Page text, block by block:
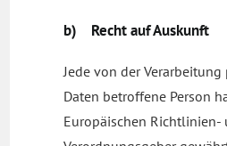
b) Recht auf Auskunft
Jede von der
Daten betroffene Person
Europäischen Richtlinien-